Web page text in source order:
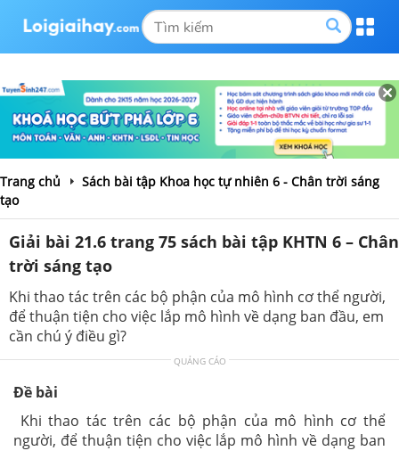
Trang chủ
Sách bài tập Khoa học tự nhiên 6 - Chân trời sáng
tạo
Giải bài 21.6 trang 75 sách bài tập KHTN 6 – Chân
trời sáng tạo
Khi thao tác trên các bộ phận của mô hình cơ thể người,
để thuận tiện cho việc lắp mô hình về dạng ban đầu, em
cần chú ý điều gì?
QUẢNG CÁO
Đề bài
Khi thao tác trên các bộ phận của mô hình cơ thể
người, để thuận tiện cho việc lắp mô hình về dạng ban